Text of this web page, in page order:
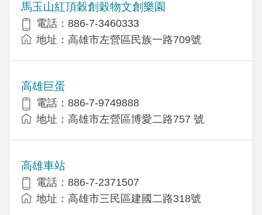
馬玉山紅頂穀創穀物文創樂園
電話：886-7-3460333
地址：高雄市左營區民族一路709號
高雄巨蛋
電話：886-7-9749888
地址：高雄市左營區博愛二路757 號
高雄車站
電話：886-7-2371507
地址：高雄市三民區建國二路318號